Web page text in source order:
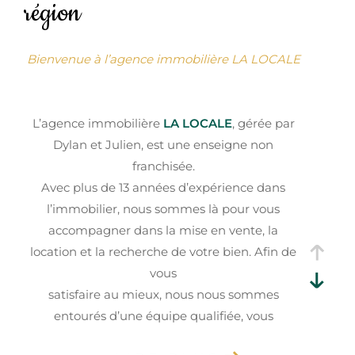
région
Bienvenue à l’agence immobilière LA LOCALE
L’agence immobilière LA LOCALE, gérée par
Dylan et Julien, est une enseigne non
franchisée.
Avec plus de 13 années d’expérience dans
l’immobilier, nous sommes là pour vous
accompagner dans la mise en vente, la
location et la recherche de votre bien. Afin de
vous
satisfaire au mieux, nous nous sommes
entourés d’une équipe qualifiée, vous
Pièces
AFFINER LES CRITÈRES
TERRASSE PARKING